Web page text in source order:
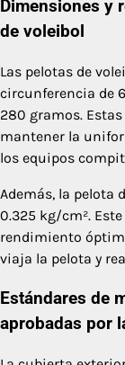
Dimensiones y
de voleibol
Las pelotas de
circunferencia de
280 gramos.
mantener la
los equipos
Además, la pelota
0.325 kg/cm².
rendimiento
viaja la pelota y
Estándares de
aprobadas por